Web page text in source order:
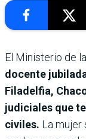
El Ministerio de
docente
Filadelfia,
judiciales que
civiles. La mujer